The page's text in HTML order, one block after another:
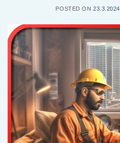
POSTED ON23.3.2024